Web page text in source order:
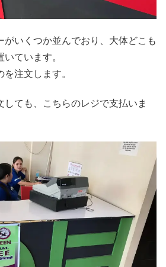
がいくつか並んでおり、大体どこも
ています。
注文します。
しても、こちらのレジで支払いま